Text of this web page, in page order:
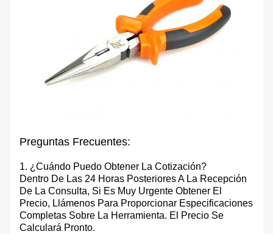
Preguntas Frecuentes:
1. ¿Cuándo Puedo Obtener La Cotización?
Dentro De Las 24 Horas Posteriores A La Recepción
De La Consulta, Si Es Muy Urgente Obtener El
Precio, Llámenos Para Proporcionar Especificaciones
Completas Sobre La Herramienta. El Precio Se
Calculará Pronto.